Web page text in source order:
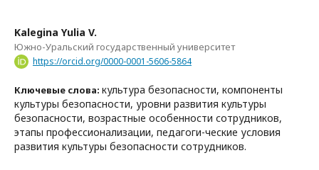
Kalegina Yulia V.
Южно-Уральский государственный университет
https://orcid.org/0000-0001-5606-5864
Ключевые слова: культура безопасности, компоненты
культуры безопасности, уровни развития культуры
безопасности, возрастные особенности сотрудников,
этапы профессионализации, педагоги-ческие условия
развития культуры безопасности сотрудников.